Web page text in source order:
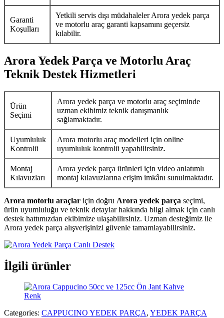
Garanti
Koşulları
Yetkili servis dışı müdahaleler Arora yedek parça
ve motorlu araç garanti kapsamını geçersiz
kılabilir.
Arora Yedek Parça ve Motorlu Araç
Teknik Destek Hizmetleri
Ürün
Seçimi
Arora yedek parça ve motorlu araç seçiminde
uzman ekibimiz teknik danışmanlık
sağlamaktadır.
Uyumluluk
Kontrolü
Arora motorlu araç modelleri için online
uyumluluk kontrolü yapabilirsiniz.
Montaj
Kılavuzları
Arora yedek parça ürünleri için video anlatımlı
montaj kılavuzlarına erişim imkânı sunulmaktadır.
Arora motorlu araçlar için doğru Arora yedek parça seçimi,
ürün uyumluluğu ve teknik detaylar hakkında bilgi almak için canlı
destek hattımızdan ekibimize ulaşabilirsiniz. Uzman desteğimiz ile
Arora yedek parça alışverişinizi güvenle tamamlayabilirsiniz.
İlgili ürünler
Categories: CAPPUCINO YEDEK PARÇA, YEDEK PARÇA